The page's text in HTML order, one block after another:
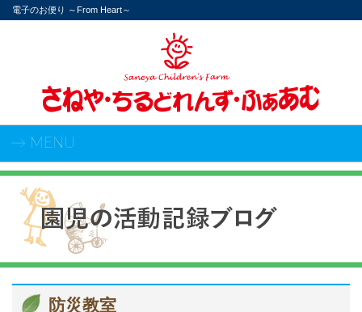
電子のお便り ～From Heart～
→ MENU
防災教室